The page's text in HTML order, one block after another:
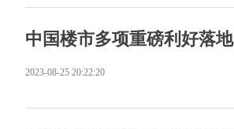
中国楼市多项重磅利好落地
2023-08-25 20:22:20